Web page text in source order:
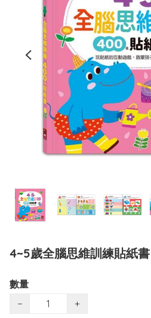
4~5歲全腦思維訓練貼紙書
數量
−
+